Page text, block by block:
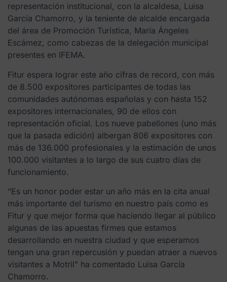
representación institucional, con la alcaldesa, Luisa
García Chamorro, y la teniente de alcalde encargada
del área de Promoción Turística, María Ángeles
Escámez, como cabezas de la delegación municipal
presentes en IFEMA.
Fitur espera lograr este año cifras de record, con más
de 8.500 expositores participantes de todas las
comunidades autónomas españolas y con hasta 152
expositores internacionales, 90 de ellos con
representación oficial. Los nueve pabellones (uno más
que la pasada edición) albergan 806 expositores con
más de 136.000 profesionales y la estimación de unos
100.000 visitantes a lo largo de sus cuatro días de
funcionamiento.
“Es un honor poder estar un año más en la cita anual
más importante del turismo en nuestro país como es
Fitur y que mejor forma que haciendo llegar al público
algunas de las apuestas firmes que estamos
desarrollando en nuestra ciudad y que esperamos
tengan una gran repercusión y puedan atraer a nuevos
visitantes a Motril” ha comentado Luisa García
Chamorro.